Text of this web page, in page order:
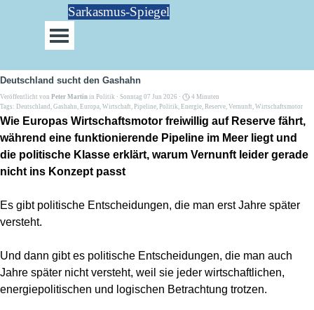
Direkt zum SeiteninhaltSarkasmus-Spiegel
Menü überspringen
Deutschland sucht den Gashahn
Veröffentlicht von Peter Martin in Politik · Sonntag 07 Jun 2026 ·
4 Minuten
Tags: Deutschland , Gashahn, Europa, Wirtschaft, Pipeline, Politik, Energie, Reserve, Vernunft, Wirtschaftsmotor
Wie Europas Wirtschaftsmotor freiwillig auf Reserve fährt,
während eine funktionierende Pipeline im Meer liegt und
die politische Klasse erklärt, warum Vernunft leider gerade
nicht ins Konzept passt
Es gibt politische Entscheidungen, die man erst Jahre später
versteht.
Und dann gibt es politische Entscheidungen, die man auch
Jahre später nicht versteht, weil sie jeder wirtschaftlichen,
energiepolitischen und logischen Betrachtung trotzen.